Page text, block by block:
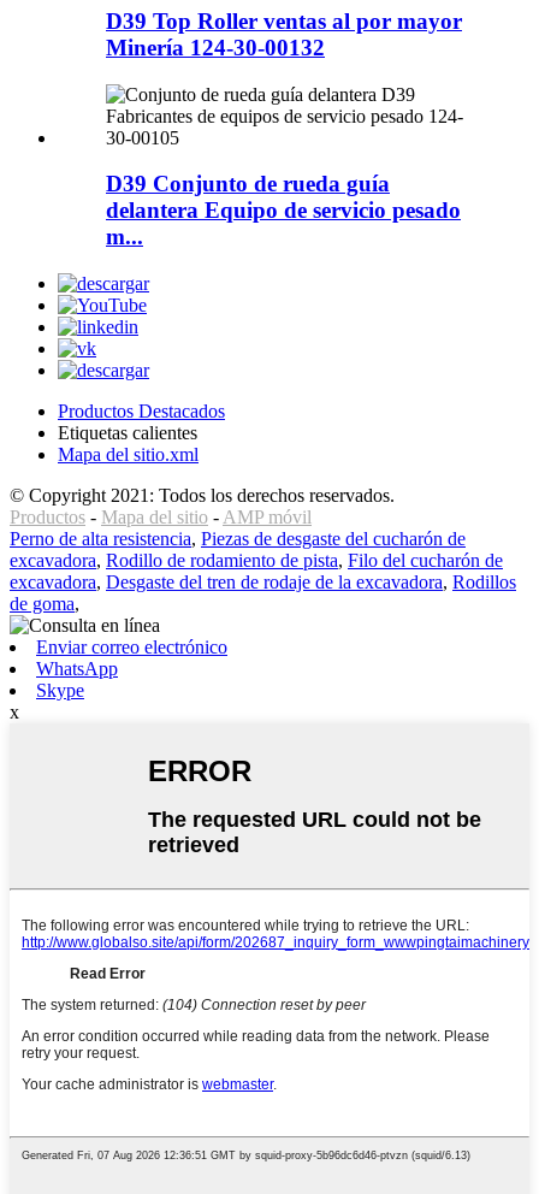
D39 Top Roller ventas al por mayor
Minería 124-30-00132
D39 Conjunto de rueda guía
delantera Equipo de servicio pesado
m...
Productos Destacados
Etiquetas calientes
Mapa del sitio.xml
© Copyright 2021: Todos los derechos reservados.
Productos - Mapa del sitio - AMP móvil
Perno de alta resistencia, Piezas de desgaste del cucharón de
excavadora, Rodillo de rodamiento de pista, Filo del cucharón de
excavadora, Desgaste del tren de rodaje de la excavadora, Rodillos
de goma,
Enviar correo electrónico
WhatsApp
Skype
x